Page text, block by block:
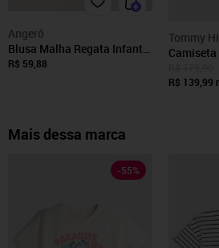
Angerô
Blusa Malha Regata Infantil
Para Menina - OFF WHITE
R$ 59,88
Tommy
R$ 139,99
Mais dessa marca
-55%